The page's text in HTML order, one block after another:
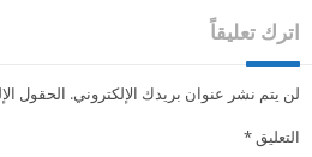
اترك تعليقاً
لن يتم نشر عنوان بريدك الإلكتروني. الحقول
التعليق*